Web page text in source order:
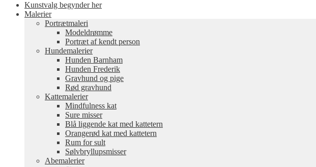
Kunstvalg begynder her
Malerier
Portrætmaleri
Modeldrømme
Portræt af kendt person
Hundemalerier
Hunden Barnham
Hunden Frederik
Gravhund og pige
Rød gravhund
Kattemalerier
Mindfulness kat
Sure misser
Blå liggende kat med kattetern
Orangerød kat med kattetern
Rum for sult
Sølvbryllupsmisser
Abemalerier